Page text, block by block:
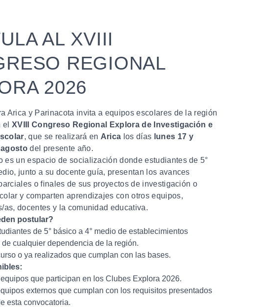
AL XVIII
REGIONAL
2026
Arica y Parinacota invita a equipos escolares de la región
elXVIII Congreso Regional Explora de Investigación e
, que se realizará en Arica los días lunes 17 y
del presente año.
es un espacio de socialización donde estudiantes de 5°
junto a su docente guía, presentan los avances
o finales de sus proyectos de investigación o
y comparten aprendizajes con otros equipos,
as, docentes y la comunidad educativa.
postular?
de 5° básico a 4° medio de establecimientos
cualquier dependencia de la región.
o ya realizados que cumplan con las bases.
que participan en los Clubes Explora 2026.
externos que cumplan con los requisitos presentados
esta convocatoria.